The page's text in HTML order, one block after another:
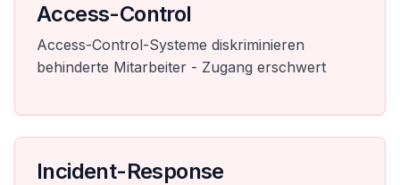
Access-Control
Access-Control-Systeme diskriminieren
behinderte Mitarbeiter - Zugang erschwert
Incident-Response